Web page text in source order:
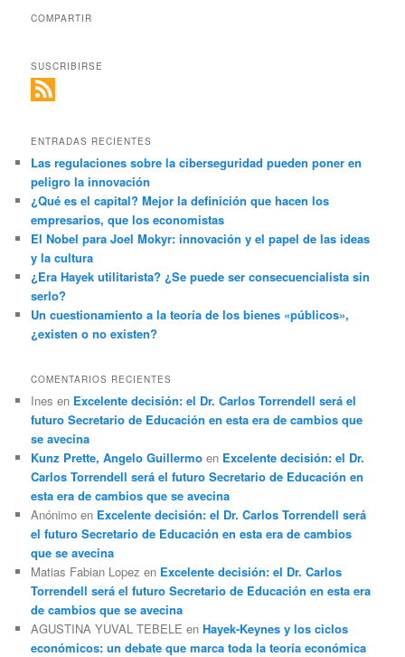
COMPARTIR
SUSCRIBIRSE
ENTRADAS RECIENTES
Las regulaciones sobre la ciberseguridad pueden poner en
peligro la innovación
¿Qué es el capital? Mejor la definición que hacen los
empresarios, que los economistas
El Nobel para Joel Mokyr: innovación y el papel de las ideas
y la cultura
¿Era Hayek utilitarista? ¿Se puede ser consecuencialista sin
serlo?
Un cuestionamiento a la teoría de los bienes «públicos»,
¿existen o no existen?
COMENTARIOS RECIENTES
Ines en Excelente decisión: el Dr. Carlos Torrendell será el
futuro Secretario de Educación en esta era de cambios que
se avecina
Kunz Prette, Angelo Guillermo en Excelente decisión: el Dr.
Carlos Torrendell será el futuro Secretario de Educación en
esta era de cambios que se avecina
Anónimo en Excelente decisión: el Dr. Carlos Torrendell será
el futuro Secretario de Educación en esta era de cambios
que se avecina
Matias Fabian Lopez en Excelente decisión: el Dr. Carlos
Torrendell será el futuro Secretario de Educación en esta era
de cambios que se avecina
AGUSTINA YUVAL TEBELE enHayek-Keynes y los ciclos
económicos: un debate que marca toda la teoría económica